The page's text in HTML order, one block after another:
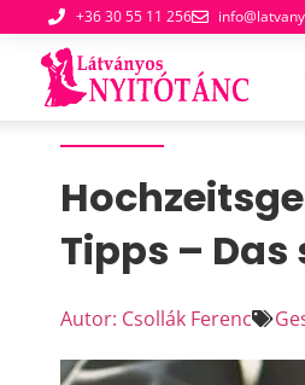
+36 30 55 11 256
Tipps –
Autor: Csollák Ferenc